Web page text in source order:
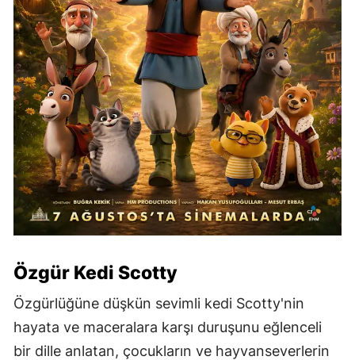
Özgür Kedi Scotty
Özgürlüğüne düşkün sevimli kedi Scotty'nin
hayata ve maceralara karşı duruşunu eğlenceli
bir dille anlatan, çocukların ve hayvanseverlerin